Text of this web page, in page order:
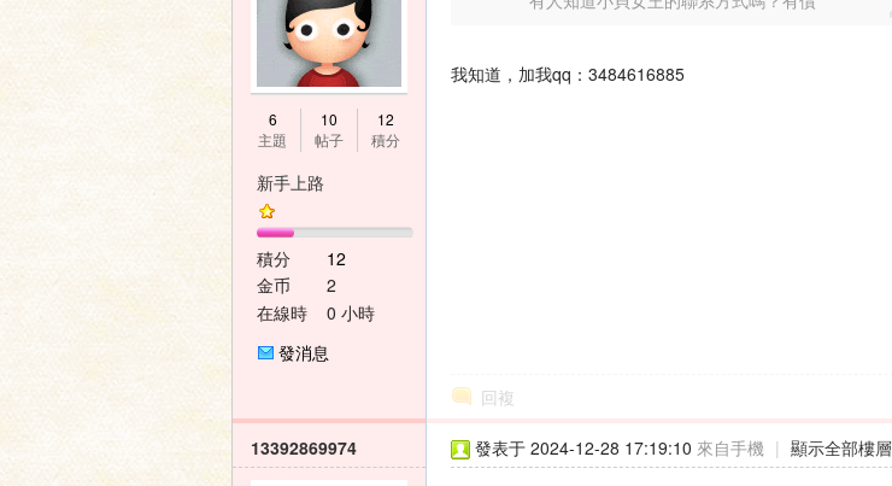
6
主題
10
帖子
12
積分
新手上路
積分
12
金币
2
在線時
0 小時
發消息
我知道，加我qq：3484616885
回複
13392869974 發表于 2024-12-28 17:19:10 來自手機 | 顯示全部樓層